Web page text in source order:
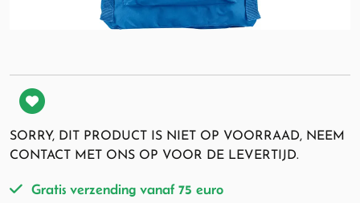
SORRY, DIT PRODUCT IS NIET OP VOORRAAD, NEEM
CONTACT MET ONS OP VOOR DE LEVERTIJD.
Gratis verzending vanaf 75 euro